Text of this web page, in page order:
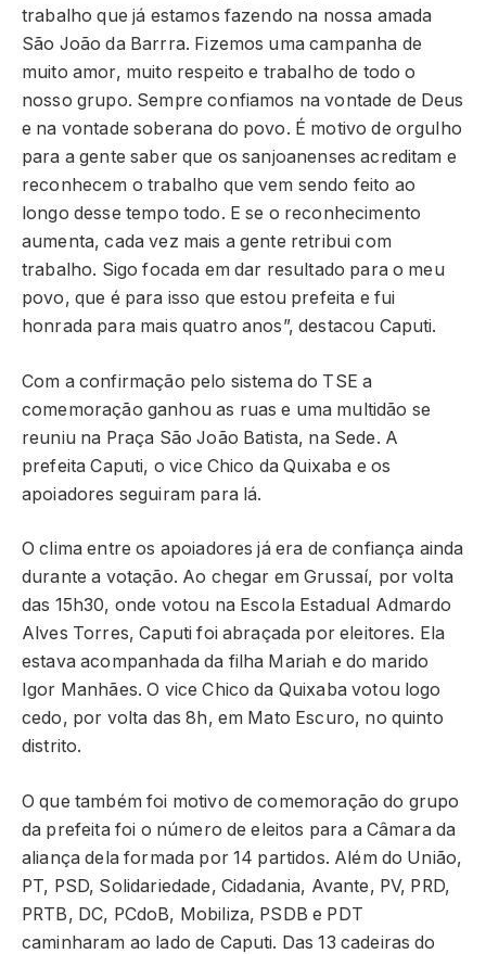
trabalho que já estamos fazendo na nossa amada
São João da Barrra. Fizemos uma campanha de
muito amor, muito respeito e trabalho de todo o
nosso grupo. Sempre confiamos na vontade de Deus
e na vontade soberana do povo. É motivo de orgulho
para a gente saber que os sanjoanenses acreditam e
reconhecem o trabalho que vem sendo feito ao
longo desse tempo todo. E se o reconhecimento
aumenta, cada vez mais a gente retribui com
trabalho. Sigo focada em dar resultado para o meu
povo, que é para isso que estou prefeita e fui
honrada para mais quatro anos”, destacou Caputi.
Com a confirmação pelo sistema do TSE a
comemoração ganhou as ruas e uma multidão se
reuniu na Praça São João Batista, na Sede. A
prefeita Caputi, o vice Chico da Quixaba e os
apoiadores seguiram para lá.
O clima entre os apoiadores já era de confiança ainda
durante a votação. Ao chegar em Grussaí, por volta
das 15h30, onde votou na Escola Estadual Admardo
Alves Torres, Caputi foi abraçada por eleitores. Ela
estava acompanhada da filha Mariah e do marido
Igor Manhães. O vice Chico da Quixaba votou logo
cedo, por volta das 8h, em Mato Escuro, no quinto
distrito.
O que também foi motivo de comemoração do grupo
da prefeita foi o número de eleitos para a Câmara da
aliança dela formada por 14 partidos. Além do União,
PT, PSD, Solidariedade, Cidadania, Avante, PV, PRD,
PRTB, DC, PCdoB, Mobiliza, PSDB e PDT
caminharam ao lado de Caputi. Das 13 cadeiras do